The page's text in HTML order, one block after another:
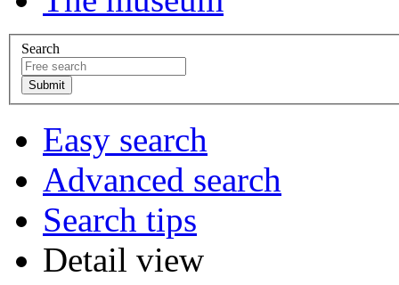
Search
Easy search
Advanced search
Search tips
Detail view